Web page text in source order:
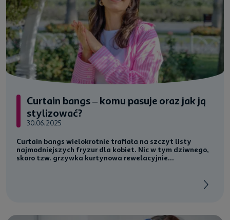
Curtain bangs – komu pasuje oraz jak ją
stylizować?
30.06.2025
Curtain bangs wielokrotnie trafiała na szczyt listy
najmodniejszych fryzur dla kobiet. Nic w tym dziwnego,
skoro tzw. grzywka kurtynowa rewelacyjnie...